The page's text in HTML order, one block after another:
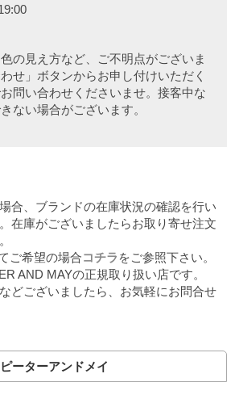
の見え方など、ご不明点がございま
せ」ボタンからお申し付けいただく
問い合わせくださいませ。接客中な
ない場合がございます。
合、ブランドの在庫状況の確認を行い
在庫がございましたらお取り寄せ注文
ご希望の場合コチラ をご参照下さい。
AND MAYの正規取り扱い店です。
どございましたら、お気軽にお問合せ
ーターアンドメイ